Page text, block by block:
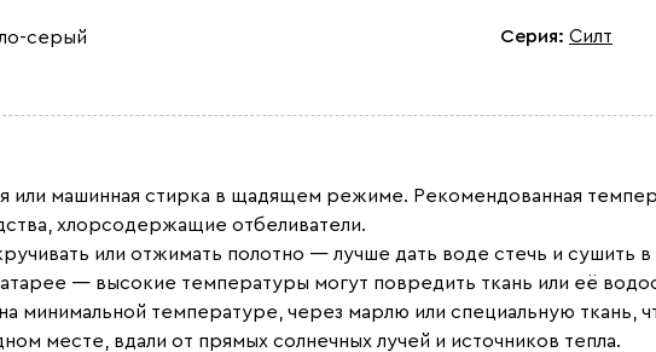
серый Серия: Силт
или машинная стирка в щадящем режиме. Рекомендованная
хлорсодержащие отбеливатели.
или отжимать полотно — лучше дать воде стечь и сушить
— высокие температуры могут повредить ткань или её
на минимальной температуре, через марлю или специальную ткань,
месте, вдали от прямых солнечных лучей и источников тепла.